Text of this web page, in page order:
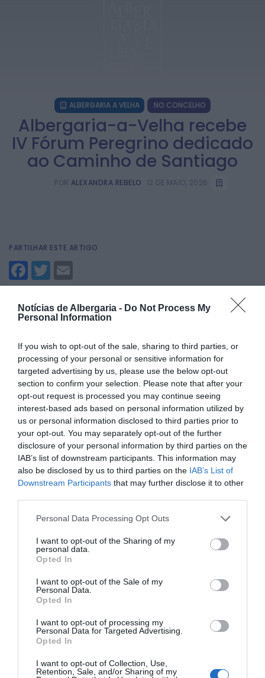
Notícias de Albergaria - Do Not Process My
Personal Information
If you wish to opt-out of the sale, sharing to third parties, or
processing of your personal or sensitive information for
targeted advertising by us, please use the below opt-out
section to confirm your selection. Please note that after your
opt-out request is processed you may continue seeing
interest-based ads based on personal information utilized by
us or personal information disclosed to third parties prior to
your opt-out. You may separately opt-out of the further
disclosure of your personal information by third parties on the
IAB’s list of downstream participants. This information may
also be disclosed by us to third parties on the IAB’s List of
Downstream Participants that may further disclose it to other
Personal Data Processing Opt Outs
I want to opt-out of the Sharing of my
personal data.
Opted In
I want to opt-out of the Sale of my
Personal Data.
Opted In
I want to opt-out of processing my
Personal Data for Targeted Advertising.
Opted In
I want to opt-out of Collection, Use,
Retention, Sale, and/or Sharing of my
ALBERGARIA A VELHA NO CONCELHO
Albergaria-a-Velha recebe
IV Fórum Peregrino dedicado
ao Caminho de Santiago
POR ALEXANDRA REBELO 12 DE MAIO, 2026
O Município de Albergaria-a-Velha vai acolher, nos dias 21 e
considerado o maior evento nacional dedicado ao
Caminho de Santiago.
A iniciativa reúne especialistas, peregrinos e entidades
ligadas ao fenómeno das peregrinações, promovendo o
debate em torno da valorização, sustentabilidade e
dinamização dos caminhos de peregrinação que
atravessam Portugal.
Ao longo de dois dias, o fórum pretende reforçar a
importância do território de Albergaria-a-Velha enquanto
ponto de passagem relevante para milhares de peregrinos,
destacando também o impacto cultural, turístico e
económico associado a estas rotas históricas.
O evento integra ainda momentos de partilha de
experiências e reflexão sobre o futuro do Caminho de
percursos tem vindo a crescer de forma significativa.
PARTILHAR ESTE ARTIGO
Facebook
Twitter
Email